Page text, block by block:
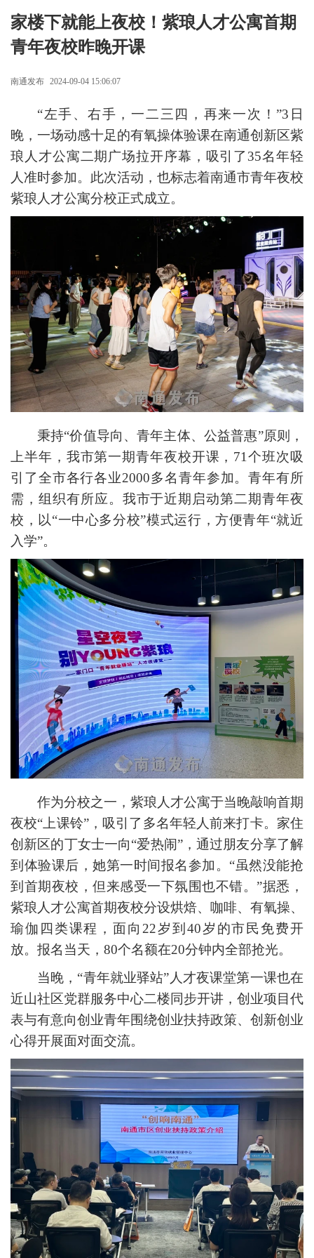
家楼下就能上夜校！紫琅人才公寓首期
青年夜校昨晚开课
南通发布 2024-09-04 15:06:07
“左手、右手，一二三四，再来一次！”3日
晚，一场动感十足的有氧操体验课在南通创新区紫
琅人才公寓二期广场拉开序幕，吸引了35名年轻
人准时参加。此次活动，也标志着南通市青年夜校
紫琅人才公寓分校正式成立。
秉持“价值导向、青年主体、公益普惠”原则，
上半年，我市第一期青年夜校开课，71个班次吸
引了全市各行各业2000多名青年参加。青年有所
需，组织有所应。我市于近期启动第二期青年夜
校，以“一中心多分校”模式运行，方便青年“就近
入学”。
作为分校之一，紫琅人才公寓于当晚敲响首期
夜校“上课铃”，吸引了多名年轻人前来打卡。家住
创新区的丁女士一向“爱热闹”，通过朋友分享了解
到体验课后，她第一时间报名参加。“虽然没能抢
到首期夜校，但来感受一下氛围也不错。”据悉，
紫琅人才公寓首期夜校分设烘焙、咖啡、有氧操、
瑜伽四类课程，面向22岁到40岁的市民免费开
放。报名当天，80个名额在20分钟内全部抢光。
当晚，“青年就业驿站”人才夜课堂第一课也在
近山社区党群服务中心二楼同步开讲，创业项目代
表与有意向创业青年围绕创业扶持政策、创新创业
心得开展面对面交流。